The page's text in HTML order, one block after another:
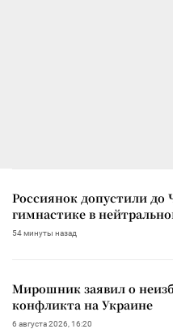
Россиянок допустили
гимнастике в
54 минуты назад
Мирошник заявил о
конфликта на Украине
6 августа 2026, 16:20